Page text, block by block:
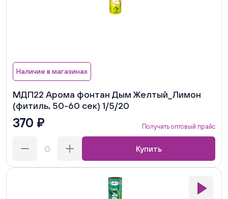
Наличие в магазинах
МДП22 Арома фонтан Дым Желтый_Лимон
(фитиль, 50-60 сек) 1/5/20
370 ₽ Получить оптовый прайс
Купить